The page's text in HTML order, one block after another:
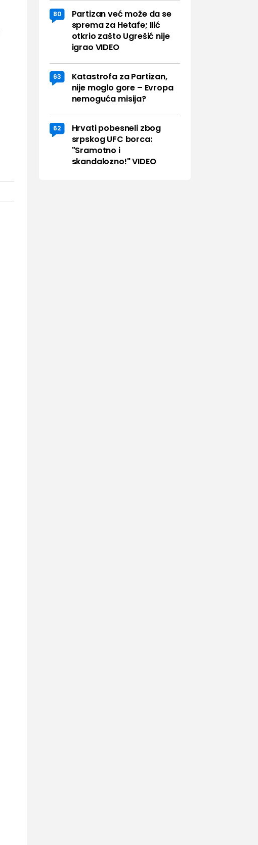
80
Partizan već može da se
sprema za Hetafe; Ilić
otkrio zašto Ugrešić nije
igrao VIDEO
63
Katastrofa za Partizan,
nije moglo gore – Evropa
nemoguća misija?
62
Hrvati pobesneli zbog
srpskog UFC borca:
"Sramotno i
skandalozno!" VIDEO